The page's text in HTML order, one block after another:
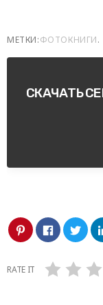
МЕТКИ:ФОТОКНИГИ.
СКАЧАТЬ
RATE IT